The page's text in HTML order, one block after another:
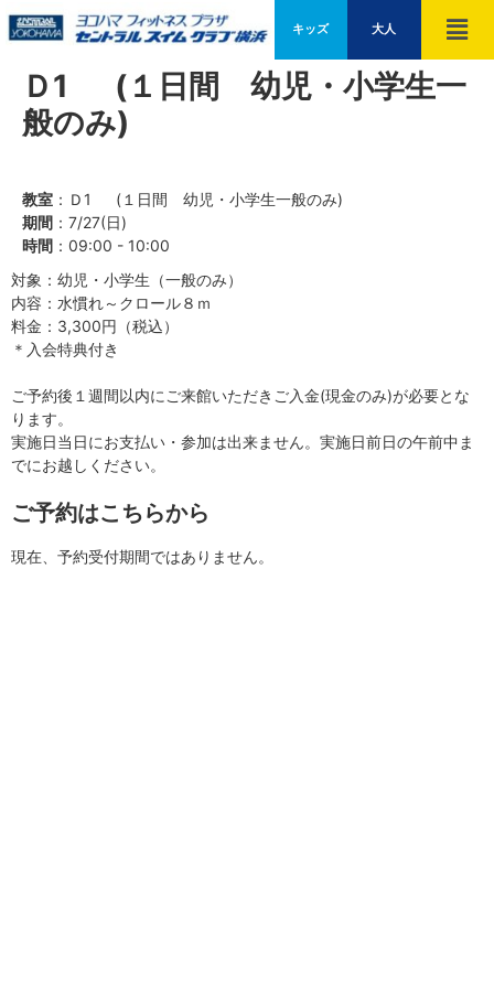
キッズ 大人
Ｄ1 (１日間 幼児・小学生一
般のみ)
教室 ：Ｄ1 (１日間 幼児・小学生一般のみ)
期間 ：7/27(日)
時間 ：09:00 - 10:00
対象：幼児・小学生（一般のみ）
内容：水慣れ～クロール８ｍ
料金：3,300円（税込）
＊入会特典付き
ご予約後１週間以内にご来館いただきご入金(現金のみ)が必要とな
ります。
実施日当日にお支払い・参加は出来ません。実施日前日の午前中ま
でにお越しください。
ご予約はこちらから
現在、予約受付期間ではありません。